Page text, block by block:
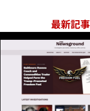
最新記事